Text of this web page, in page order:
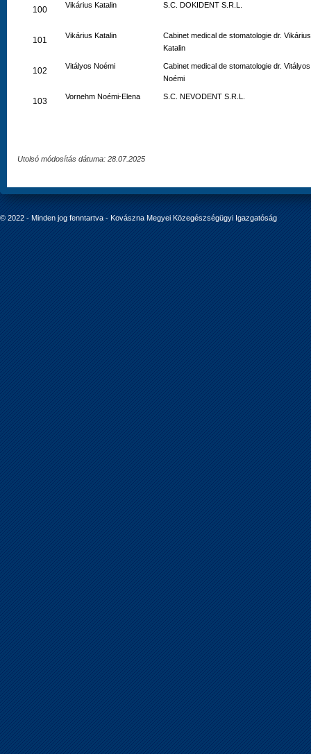
100 Vikárius Katalin S.C. DOKIDENT S.R.L.
101 Vikárius Katalin
Cabinet medical de stomatologie dr. Vikárius
Katalin
102 Vitályos Noémi
Cabinet medical de stomatologie dr. Vitályos
Noémi
103 Vornehm Noémi-Elena S.C. NEVODENT S.R.L.
Utolsó módosítás dátuma: 28.07.2025
© 2022 - Minden jog fenntartva - Kovászna Megyei Közegészségügyi Igazgatóság